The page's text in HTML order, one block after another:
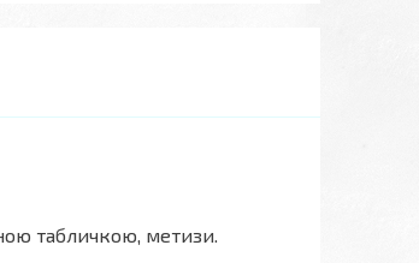
табличкою, метизи.